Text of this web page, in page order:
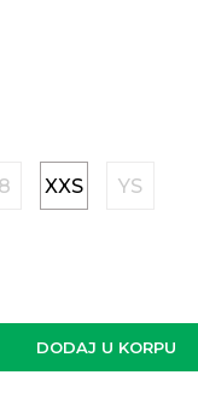
XXS YS
DODAJ U KORPU